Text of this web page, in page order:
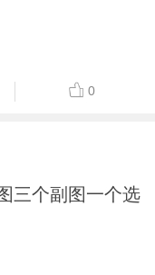
0
三个副图一个选